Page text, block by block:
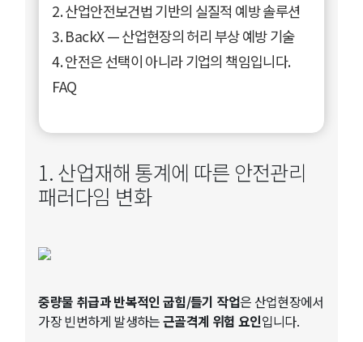
2. 산업안전보건법 기반의 실질적 예방 솔루션
3. BackX — 산업현장의 허리 부상 예방 기술
4. 안전은 선택이 아니라 기업의 책임입니다.
FAQ
1. 산업재해 통계에 따른 안전관리
패러다임 변화
중량물 취급과 반복적인 굽힘/들기 작업은 산업현장에서
가장 빈번하게 발생하는근골격계 위험 요인입니다.